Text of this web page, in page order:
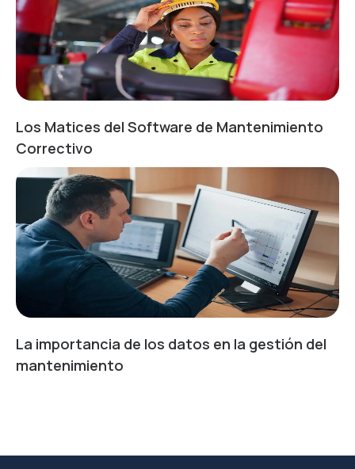
Los Matices del Software de Mantenimiento
Correctivo
La importancia de los datos en la gestión del
mantenimiento